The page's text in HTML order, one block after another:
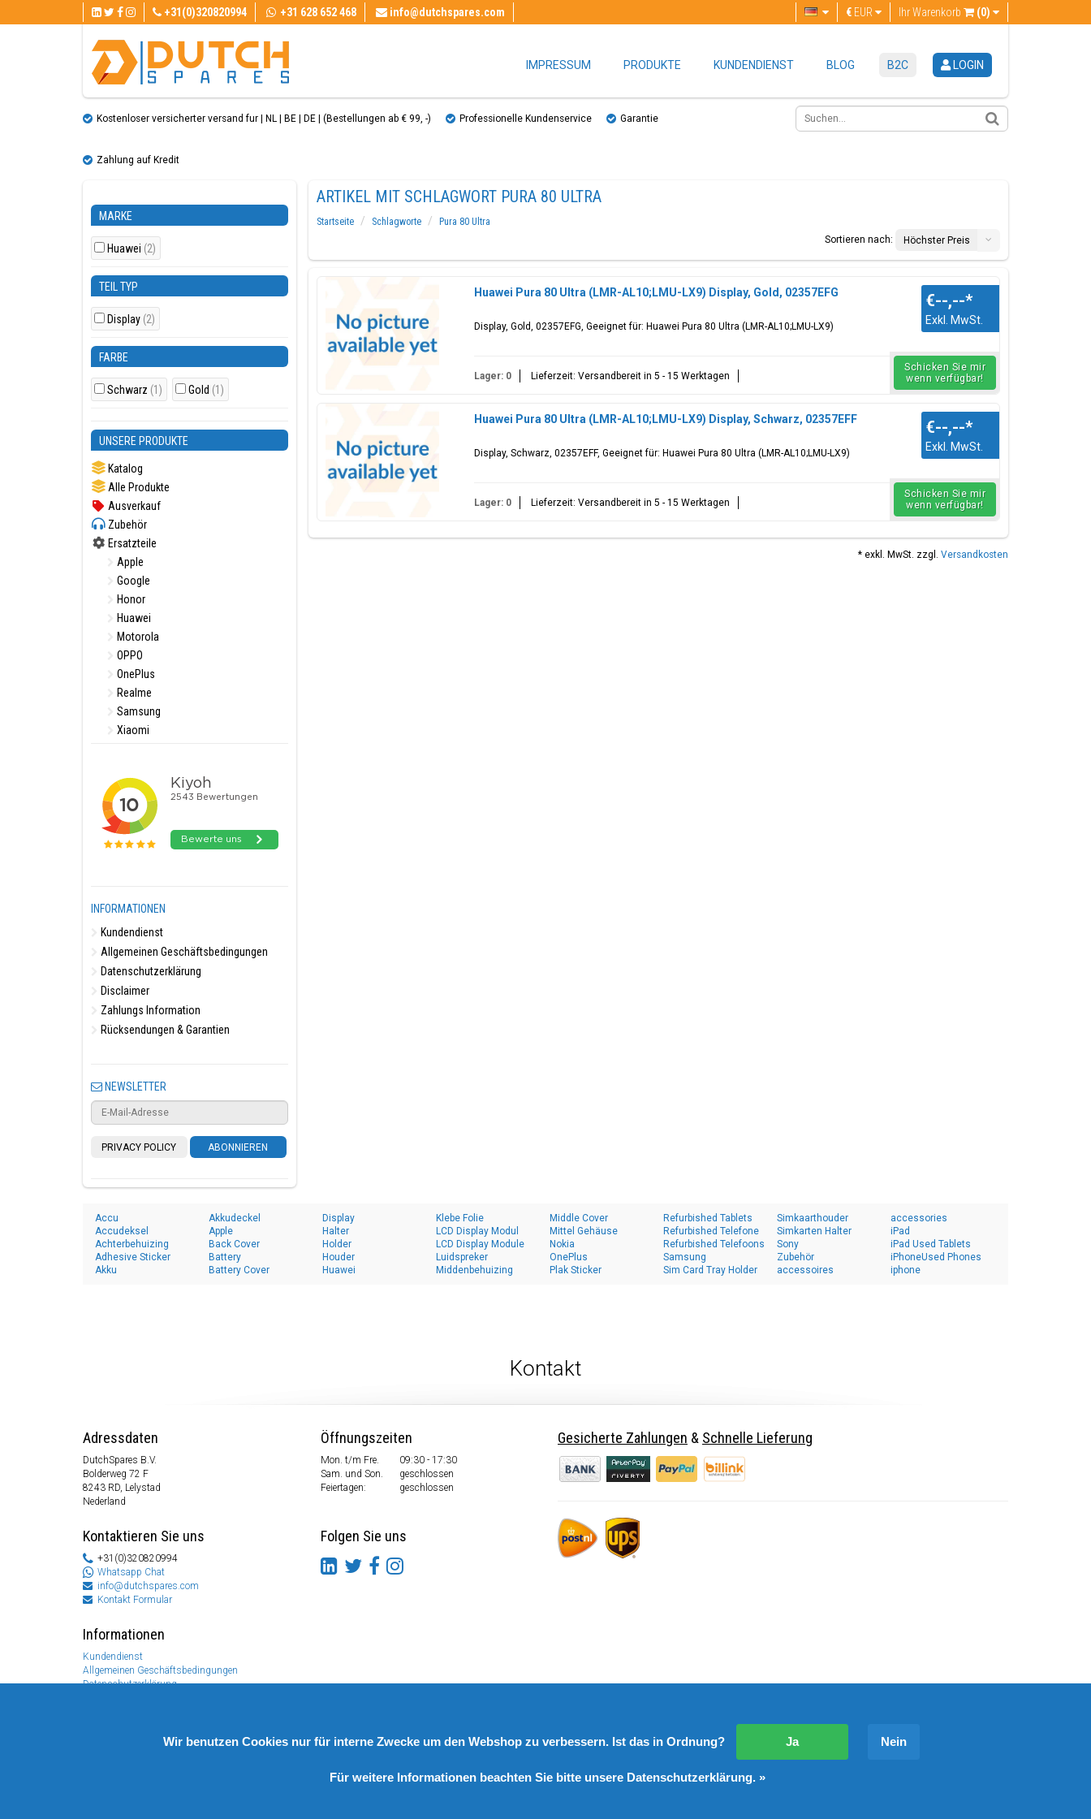
+31(0)320820994 +31 628 652 468 info@dutchspares.com Ihr Warenkorb (0)
€ EUR
IMPRESSUM PRODUKTE KUNDENDIENST BLOG B2C LOGIN
Kostenloser versicherter versand fur | NL | BE | DE | (Bestellungen ab € 99, ​​-) Professionelle Kundenservice Garantie
Zahlung auf Kredit
MARKE
Huawei (2)
TEIL TYP
Display (2)
FARBE
Schwarz (1) Gold (1)
UNSERE PRODUKTE
Katalog
Alle Produkte
Ausverkauf
Zubehör
Ersatzteile
Apple
Google
Honor
Huawei
Motorola
OPPO
OnePlus
Realme
Samsung
Xiaomi
INFORMATIONEN
Kundendienst
Allgemeinen Geschäftsbedingungen
Datenschutzerklärung
Disclaimer
Zahlungs Information
Rücksendungen & Garantien
NEWSLETTER
PRIVACY POLICY ABONNIEREN
ARTIKEL MIT SCHLAGWORT PURA 80 ULTRA
Startseite Schlagworte
Pura 80 Ultra
Sortieren nach:
Höchster Preis
Huawei Pura 80 Ultra (LMR-AL10;LMU-LX9) Display, Gold, 02357EFG
Display, Gold, 02357EFG, Geeignet für: Huawei Pura 80 Ultra (LMR-AL10;LMU-LX9)
€--,--*
Exkl. MwSt.
Lager: 0 Lieferzeit: Versandbereit in 5 - 15 Werktagen
Schicken Sie mir
wenn verfügbar!
Huawei Pura 80 Ultra (LMR-AL10;LMU-LX9) Display, Schwarz, 02357EFF
Display, Schwarz, 02357EFF, Geeignet für: Huawei Pura 80 Ultra (LMR-AL10;LMU-LX9)
€--,--*
Exkl. MwSt.
Lager: 0 Lieferzeit: Versandbereit in 5 - 15 Werktagen
Schicken Sie mir
wenn verfügbar!
* exkl. MwSt. zzgl. Versandkosten
Accu
Accudeksel
Achterbehuizing
Adhesive Sticker
Akku
Akkudeckel
Apple
Back Cover
Battery
Battery Cover
Display
Halter
Holder
Houder
Huawei
Klebe Folie
LCD Display Modul
LCD Display Module
Luidspreker
Middenbehuizing
Middle Cover
Mittel Gehäuse
Nokia
OnePlus
Plak Sticker
Refurbished Tablets
Refurbished Telefone
Refurbished Telefoons
Samsung
Sim Card Tray Holder
Simkaarthouder
Simkarten Halter
Sony
Zubehör
accessoires
accessories
iPad
iPad Used Tablets
iPhoneUsed Phones
iphone
Kontakt
Adressdaten
DutchSpares B.V.
Bolderweg 72 F
8243 RD, Lelystad
Nederland
Kontaktieren Sie uns
+31(0)320820994
Whatsapp Chat
info@dutchspares.com
Kontakt Formular
Informationen
Kundendienst
Allgemeinen Geschäftsbedingungen
Datenschutzerklärung
Öffnungszeiten
Mon. t/m Fre.
09:30 - 17:30
Sam. und Son.
geschlossen
Feiertagen:
geschlossen
Folgen Sie uns
Gesicherte Zahlungen & Schnelle Lieferung
© Copyright 2026 DutchSpares B.V. - Design byWebdinge.nl
Wir benutzen Cookies nur für interne Zwecke um den Webshop zu verbessern. Ist das in Ordnung? Ja Nein
Für weitere Informationen beachten Sie bitte unsere Datenschutzerklärung. »